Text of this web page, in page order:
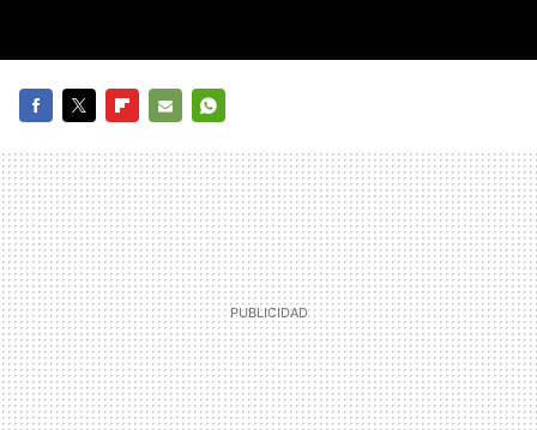
MAIL